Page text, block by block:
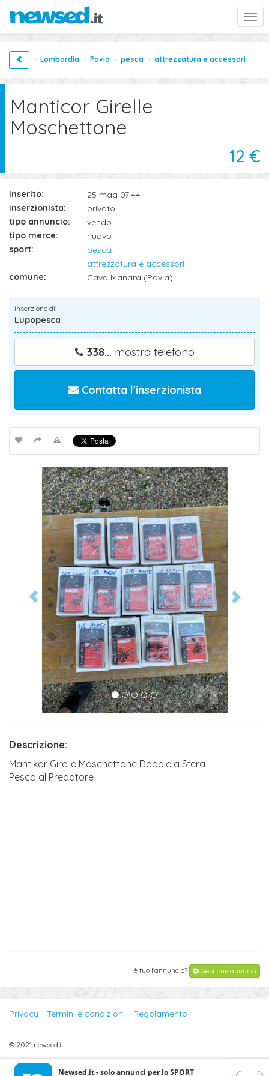
Lombardia Pavia pesca attrezzatura e accessori
Manticor Girelle
Moschettone
12 €
inserito:
25 mag 07:44
inserzionista:
privato
tipo annuncio:
vendo
tipo merce:
nuovo
sport:
pesca
attrezzatura e accessori
comune:
Cava Manara (Pavia)
inserzione di:
Lupopesca
338... mostra telefono
Contatta l'inserzionista
Descrizione:
Mantikor Girelle Moschettone Doppie a Sfera
Pesca al Predatore
è tuo l'annuncio? Gestione annunci
Privacy Termini e condizioni Regolamento
© 2021 newsed.it